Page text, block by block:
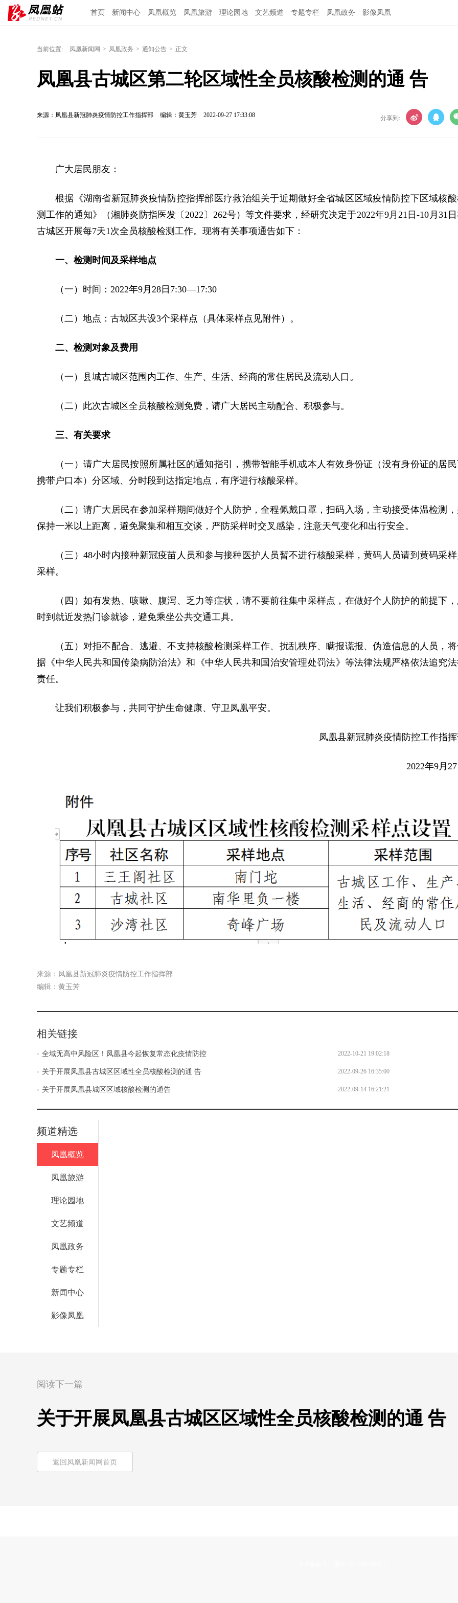
首页 新闻中心 凤凰概览 凤凰旅游 理论园地 文艺频道 专题专栏 凤凰政务 影像凤凰
当前位置: 凤凰新闻网 > 凤凰政务 > 通知公告 > 正文
凤凰县古城区第二轮区域性全员核酸检测的通 告
来源：凤凰县新冠肺炎疫情防控工作指挥部 编辑：黄玉芳 2022-09-27 17:33:08 分享到:
广大居民朋友：
根据《湖南省新冠肺炎疫情防控指挥部医疗救治组关于近期做好全省城区区域疫情防控下区域核
测工作的通知》（湘肺炎防指医发〔2022〕262号）等文件要求，经研究决定于2022年9月21日-10月31
古城区开展每7天1次全员核酸检测工作。现将有关事项通告如下：
一、检测时间及采样地点
（一）时间：2022年9月28日7:30—17:30
（二）地点：古城区共设3个采样点（具体采样点见附件）。
二、检测对象及费用
（一）县城古城区范围内工作、生产、生活、经商的常住居民及流动人口。
（二）此次古城区全员核酸检测免费，请广大居民主动配合、积极参与。
三、有关要求
（一）请广大居民按照所属社区的通知指引，携带智能手机或本人有效身份证（没有身份证的居
携带户口本）分区域、分时段到达指定地点，有序进行核酸采样。
（二）请广大居民在参加采样期间做好个人防护，全程佩戴口罩，扫码入场，主动接受体温检测
保持一米以上距离，避免聚集和相互交谈，严防采样时交叉感染，注意天气变化和出行安全。
（三）48小时内接种新冠疫苗人员和参与接种医护人员暂不进行核酸采样，黄码人员请到黄码采
采样。
（四）如有发热、咳嗽、腹泻、乏力等症状，请不要前往集中采样点，在做好个人防护的前提下
时到就近发热门诊就诊，避免乘坐公共交通工具。
（五）对拒不配合、逃避、不支持核酸检测采样工作、扰乱秩序、瞒报谎报、伪造信息的人员，
据《中华人民共和国传染病防治法》和《中华人民共和国治安管理处罚法》等法律法规严格依法追究
责任。
让我们积极参与，共同守护生命健康、守卫凤凰平安。
凤凰县新冠肺炎疫情防控工作指
2022年9月
来源：凤凰县新冠肺炎疫情防控工作指挥部
编辑：黄玉芳
相关链接
全域无高中风险区！凤凰县今起恢复常态化疫情防控 2022-10-21 19:02:18
关于开展凤凰县古城区区域性全员核酸检测的通 告 2022-09-26 16:35:00
关于开展凤凰县城区区域核酸检测的通告 2022-09-14 16:21:21
频道精选
凤凰概览
凤凰旅游
理论园地
文艺频道
凤凰政务
专题专栏
新闻中心
影像凤凰
阅读下一篇
关于开展凤凰县古城区区域性全员核酸检测的通 告
返回凤凰新闻网首页